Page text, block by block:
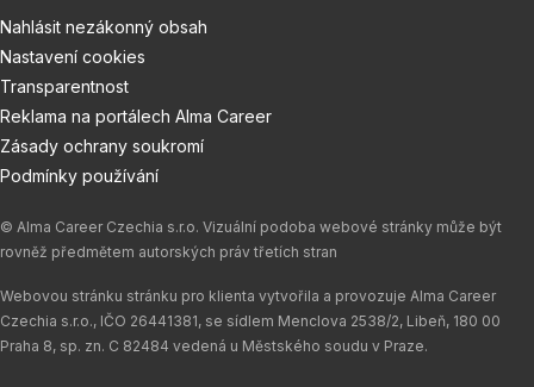
Nahlásit nezákonný obsah
Nastavení cookies
Transparentnost
Reklama na portálech Alma Career
Zásady ochrany soukromí
Podmínky používání
© Alma Career Czechia s.r.o. Vizuální podoba webové stránky může být
rovněž předmětem autorských práv třetích stran
Webovou stránku stránku pro klienta vytvořila a provozuje Alma Career
Czechia s.r.o., IČO 26441381, se sídlem Menclova 2538/2, Libeň, 180 00
Praha 8, sp. zn. C 82484 vedená u Městského soudu v Praze.